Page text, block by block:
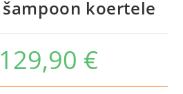
šampoon koertele
129,90 €